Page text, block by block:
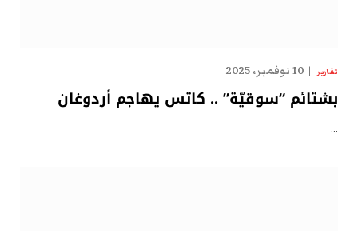
تقارير 10 نوفمبر، 2025
بشتائم “سوقيّة” .. كاتس يهاجم أردوغان
…